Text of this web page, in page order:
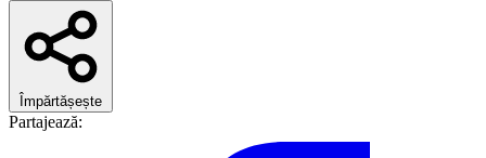
Împărtășește
Partajează: